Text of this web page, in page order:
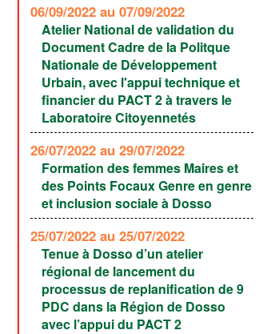
06/09/2022 au 07/09/2022
Atelier National de validation du
Document Cadre de la Politque
Nationale de Développement
Urbain, avec l'appui technique et
financier du PACT 2 à travers le
Laboratoire Citoyennetés
26/07/2022 au 29/07/2022
Formation des femmes Maires et
des Points Focaux Genre en genre
et inclusion sociale à Dosso
25/07/2022 au 25/07/2022
Tenue à Dosso d’un atelier
régional de lancement du
processus de replanification de 9
PDC dans la Région de Dosso
avec l’appui du PACT 2